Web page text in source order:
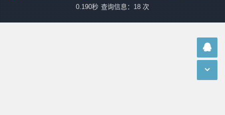
0.190秒 查询信息：18 次